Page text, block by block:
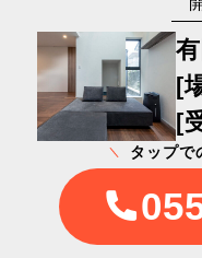
[
[
タップで